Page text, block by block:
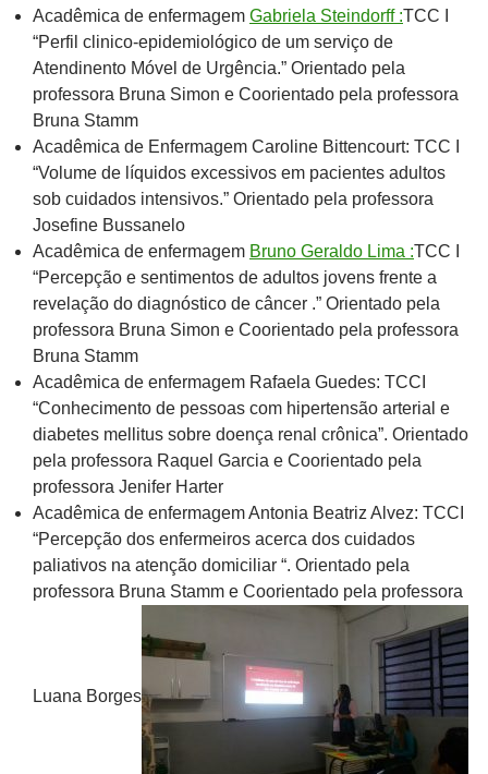
Acadêmica de enfermagem Gabriela Steindorff :TCC I
“Perfil clinico-epidemiológico de um serviço de
Atendinento Móvel de Urgência.” Orientado pela
professora Bruna Simon e Coorientado pela professora
Bruna Stamm
Acadêmica de Enfermagem Caroline Bittencourt: TCC I
“Volume de líquidos excessivos em pacientes adultos
sob cuidados intensivos.” Orientado pela professora
Josefine Bussanelo
Acadêmica de enfermagem Bruno Geraldo Lima :TCC I
“Percepção e sentimentos de adultos jovens frente a
revelação do diagnóstico de câncer .” Orientado pela
professora Bruna Simon e Coorientado pela professora
Bruna Stamm
Acadêmica de enfermagem Rafaela Guedes: TCCI
“Conhecimento de pessoas com hipertensão arterial e
diabetes mellitus sobre doença renal crônica”. Orientado
pela professora Raquel Garcia e Coorientado pela
professora Jenifer Harter
Acadêmica de enfermagem Antonia Beatriz Alvez: TCCI
“Percepção dos enfermeiros acerca dos cuidados
paliativos na atenção domiciliar “. Orientado pela
professora Bruna Stamm e Coorientado pela professora
Luana Borges